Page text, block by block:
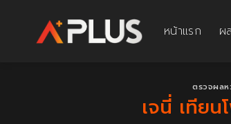
content
หน้าแรก ผ
ตรวจผลห
เจนี่ เทีย